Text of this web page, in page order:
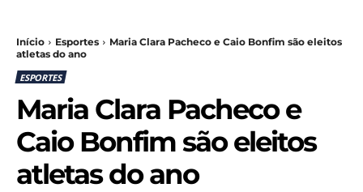
Início Esportes
Maria Clara Pacheco e Caio Bonfim são eleitos
atletas do ano
ESPORTES
Maria Clara Pacheco e
Caio Bonfim são eleitos
atletas do ano